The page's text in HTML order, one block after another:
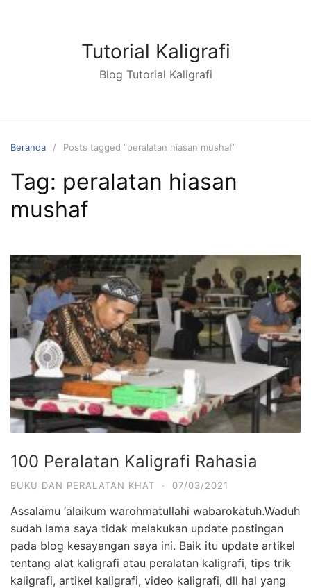
Tutorial Kaligrafi
Blog Tutorial Kaligrafi
Beranda Posts tagged “peralatan hiasan mushaf”
Tag: peralatan hiasan
mushaf
100 Peralatan Kaligrafi Rahasia
BUKU DAN PERALATAN KHAT · 07/03/2021
Assalamu ‘alaikum warohmatullahi wabarokatuh.Waduh
sudah lama saya tidak melakukan update postingan
pada blog kesayangan saya ini. Baik itu update artikel
tentang alat kaligrafi atau peralatan kaligrafi, tips trik
kaligrafi, artikel kaligrafi, video kaligrafi, dll hal yang